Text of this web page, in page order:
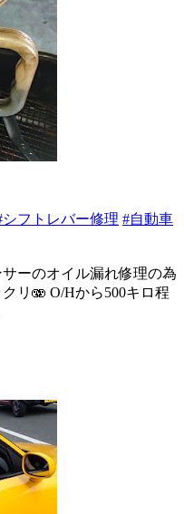
シフトレバー修理 #自動車
サーのオイル漏れ修理の為
リ🫨 O/Hから500キロ程